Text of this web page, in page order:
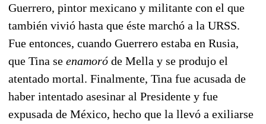
Guerrero, pintor mexicano y militante con el que
también vivió hasta que éste marchó a la URSS.
Fue entonces, cuando Guerrero estaba en Rusia,
que Tina se enamoró de Mella y se produjo el
atentado mortal. Finalmente, Tina fue acusada de
haber intentado asesinar al Presidente y fue
expusada de México, hecho que la llevó a exiliarse